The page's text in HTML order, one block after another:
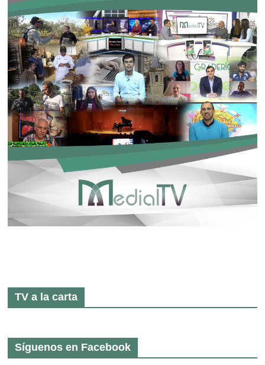
TV a la carta
Síguenos en Facebook